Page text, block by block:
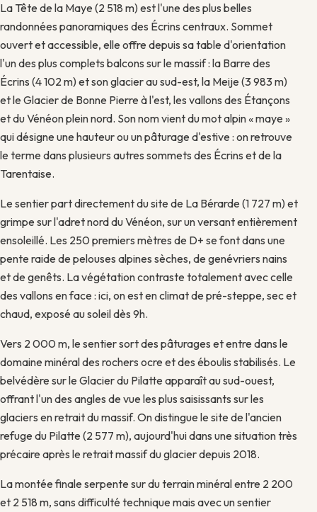
La Tête de la Maye (2 518 m) est l'une des plus belles
randonnées panoramiques des Écrins centraux. Sommet
ouvert et accessible, elle offre depuis sa table d'orientation
l'un des plus complets balcons sur le massif : la Barre des
Écrins (4 102 m) et son glacier au sud-est, la Meije (3 983 m)
et le Glacier de Bonne Pierre à l'est, les vallons des Étançons
et du Vénéon plein nord. Son nom vient du mot alpin « maye »
qui désigne une hauteur ou un pâturage d'estive : on retrouve
le terme dans plusieurs autres sommets des Écrins et de la
Tarentaise.
Le sentier part directement du site de La Bérarde (1 727 m) et
grimpe sur l'adret nord du Vénéon, sur un versant entièrement
ensoleillé. Les 250 premiers mètres de D+ se font dans une
pente raide de pelouses alpines sèches, de genévriers nains
et de genêts. La végétation contraste totalement avec celle
des vallons en face : ici, on est en climat de pré-steppe, sec et
chaud, exposé au soleil dès 9h.
Vers 2 000 m, le sentier sort des pâturages et entre dans le
domaine minéral des rochers ocre et des éboulis stabilisés. Le
belvédère sur le Glacier du Pilatte apparaît au sud-ouest,
offrant l'un des angles de vue les plus saisissants sur les
glaciers en retrait du massif. On distingue le site de l'ancien
refuge du Pilatte (2 577 m), aujourd'hui dans une situation très
précaire après le retrait massif du glacier depuis 2018.
La montée finale serpente sur du terrain minéral entre 2 200
et 2 518 m, sans difficulté technique mais avec un sentier